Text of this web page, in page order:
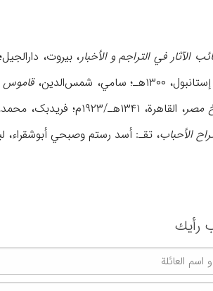
الآثار في التراجم و الأخبار، بیروت،
۱۳۰۰هـ؛ سامي، شمس‌الدین، قاموس
مصر، القاهرة، ۱۳۴۱هـ/۱۹۲۳م؛ فریدبک، محمد،
الأحباب، تقـ: أسد رستم وصبحي أبوشقراء، لبنان، ۱۹۸۵م؛ منقریوس الصدفي،
رأیك